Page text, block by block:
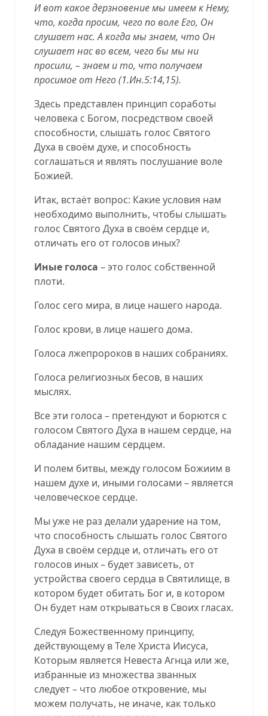
И вот какое дерзновение мы имеем к Нему,
что, когда просим, чего по воле Его, Он
слушает нас. А когда мы знаем, что Он
слушает нас во всем, чего бы мы ни
просили, – знаем и то, что получаем
просимое от Него (1.Ин.5:14,15).
Здесь представлен принцип соработы
человека с Богом, посредством своей
способности, слышать голос Святого
Духа в своём духе, и способность
соглашаться и являть послушание воле
Божией.
Итак, встаёт вопрос: Какие условия нам
необходимо выполнить, чтобы слышать
голос Святого Духа в своём сердце и,
отличать его от голосов иных?
Иные голоса – это голос собственной
плоти.
Голос сего мира, в лице нашего народа.
Голос крови, в лице нашего дома.
Голоса лжепророков в наших собраниях.
Голоса религиозных бесов, в наших
мыслях.
Все эти голоса – претендуют и борются с
голосом Святого Духа в нашем сердце, на
обладание нашим сердцем.
И полем битвы, между голосом Божиим в
нашем духе и, иными голосами – является
человеческое сердце.
Мы уже не раз делали ударение на том,
что способность слышать голос Святого
Духа в своём сердце и, отличать его от
голосов иных – будет зависеть, от
устройства своего сердца в Святилище, в
котором будет обитать Бог и, в котором
Он будет нам открываться в Своих гласах.
Следуя Божественному принципу,
действующему в Теле Христа Иисуса,
Которым является Невеста Агнца или же,
избранные из множества званных
следует – что любое откровение, мы
можем получать, не иначе, как только